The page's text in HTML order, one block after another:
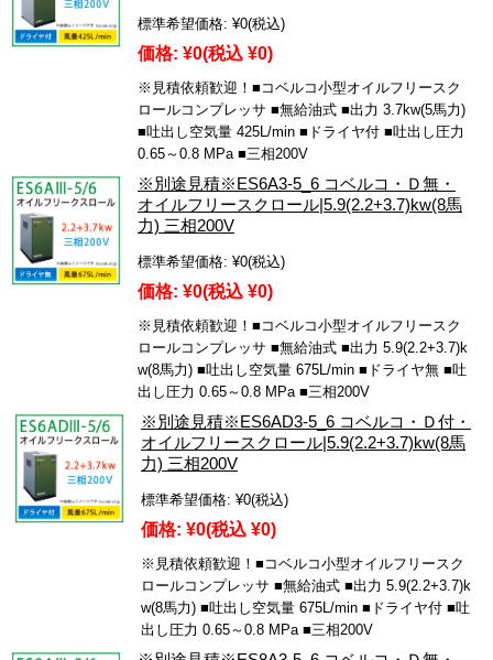
標準希望価格: ¥0(税込)
価格: ¥0(税込 ¥0)
※見積依頼歓迎！■コベルコ小型オイルフリースク
ロールコンプレッサ ■無給油式 ■出力 3.7kw(5馬力)
■吐出し空気量 425L/min ■ドライヤ付 ■吐出し圧力
0.65～0.8 MPa ■三相200V
※別途見積※ES6A3-5_6 コベルコ・Ｄ無・
オイルフリースクロール|5.9(2.2+3.7)kw(8馬
力) 三相200V
標準希望価格: ¥0(税込)
価格: ¥0(税込 ¥0)
※見積依頼歓迎！■コベルコ小型オイルフリースク
ロールコンプレッサ ■無給油式 ■出力 5.9(2.2+3.7)k
w(8馬力) ■吐出し空気量 675L/min ■ドライヤ無 ■吐
出し圧力 0.65～0.8 MPa ■三相200V
※別途見積※ES6AD3-5_6 コベルコ・Ｄ付・
オイルフリースクロール|5.9(2.2+3.7)kw(8馬
力) 三相200V
標準希望価格: ¥0(税込)
価格: ¥0(税込 ¥0)
※見積依頼歓迎！■コベルコ小型オイルフリースク
ロールコンプレッサ ■無給油式 ■出力 5.9(2.2+3.7)k
w(8馬力) ■吐出し空気量 675L/min ■ドライヤ付 ■吐
出し圧力 0.65～0.8 MPa ■三相200V